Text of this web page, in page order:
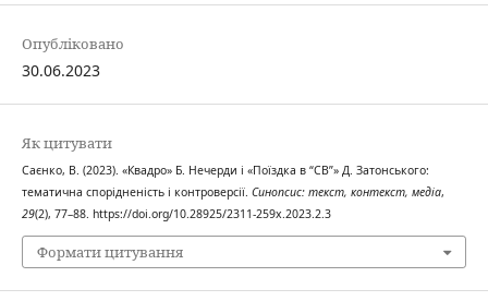
Опубліковано
30.06.2023
Як цитувати
Саєнко, В. (2023). «Квадро» Б. Нечерди і «Поїздка в “СВ”» Д. Затонського:
тематична спорідненість і контроверсії. Синопсис: текст, контекст, медіа,
29(2), 77–88. https://doi.org/10.28925/2311-259x.2023.2.3
Формати цитування